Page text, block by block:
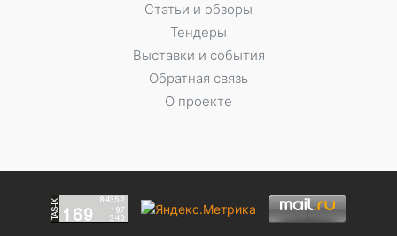
Статьи и обзоры
Тендеры
Выставки и события
Обратная связь
О проекте